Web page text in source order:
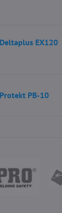
EX120
PB-10